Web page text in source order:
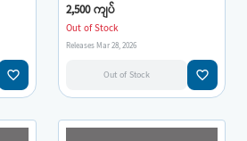
favorite_border
2,500 ကျပ်
Out of Stock
Releases Mar 28, 2026
Out of Stock favorite_border